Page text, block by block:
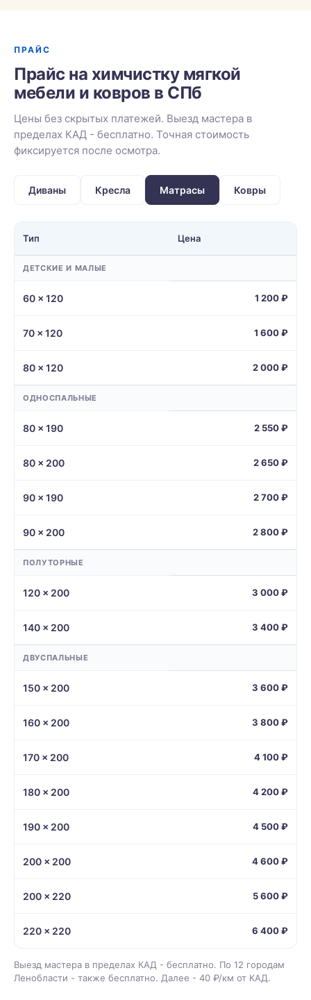
ПРАЙС
Прайс на химчистку мягкой
мебели и ковров в СПб
Цены без скрытых платежей. Выезд мастера в
пределах КАД - бесплатно. Точная стоимость
фиксируется после осмотра.
Диваны Кресла Матрасы Ковры
Тип Цена
ДЕТСКИЕ И МАЛЫЕ
60 × 120 1 200 ₽
70 × 120 1 600 ₽
80 × 120 2 000 ₽
ОДНОСПАЛЬНЫЕ
80 × 190 2 550 ₽
80 × 200 2 650 ₽
90 × 190 2 700 ₽
90 × 200 2 800 ₽
ПОЛУТОРНЫЕ
120 × 200 3 000 ₽
140 × 200 3 400 ₽
ДВУСПАЛЬНЫЕ
150 × 200 3 600 ₽
160 × 200 3 800 ₽
170 × 200 4 100 ₽
180 × 200 4 200 ₽
190 × 200 4 500 ₽
200 × 200 4 600 ₽
200 × 220 5 600 ₽
220 × 220 6 400 ₽
Выезд мастера в пределах КАД - бесплатно. По 12 городам
Ленобласти - также бесплатно. Далее - 40 ₽/км от КАД.